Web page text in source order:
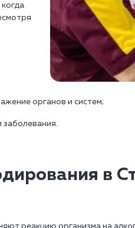
органов и систем;
заболевания.
в